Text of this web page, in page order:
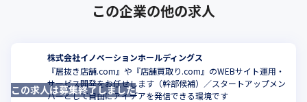
この企業の他の求人
株式会社イノベーションホールディングス
『居抜き店舗.com』や『店舗買取り.com』のWEBサイト運用・
サービス開発をお任せします（幹部候補）／スタートアップメン
バーとして自由にアイデアを発信できる環境です
この求人は募集終了しました